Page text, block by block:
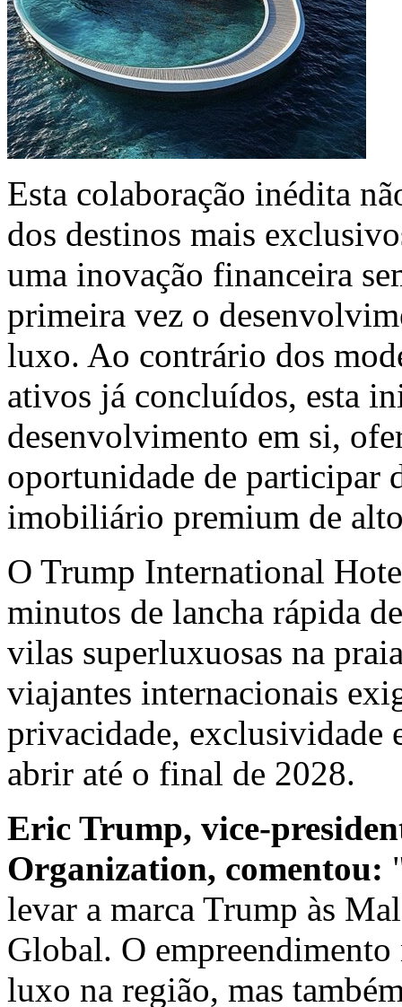
Esta colaboração inédita
dos destinos mais
uma inovação financeira
primeira vez o
luxo. Ao contrário dos
ativos já concluídos, esta
desenvolvimento em si,
oportunidade de participar
imobiliário premium de
O Trump International
minutos de lancha rápida
vilas superluxuosas na
viajantes internacionais
privacidade, exclusividade
abrir até o final de 2028.
Eric Trump, vice-
Organization, comentou:
levar a marca Trump às
Global. O
luxo na região, mas